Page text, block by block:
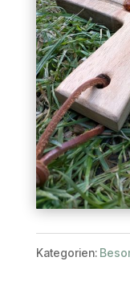
Kategorien: